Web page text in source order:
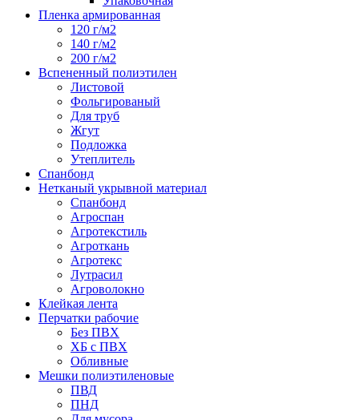
Пленка армированная
120 г/м2
140 г/м2
200 г/м2
Вспененный полиэтилен
Листовой
Фольгированый
Для труб
Жгут
Подложка
Утеплитель
Спанбонд
Нетканый укрывной материал
Спанбонд
Агроспан
Агротекстиль
Агроткань
Агротекс
Лутрасил
Агроволокно
Клейкая лента
Перчатки рабочие
Без ПВХ
ХБ с ПВХ
Обливные
Мешки полиэтиленовые
ПВД
ПНД